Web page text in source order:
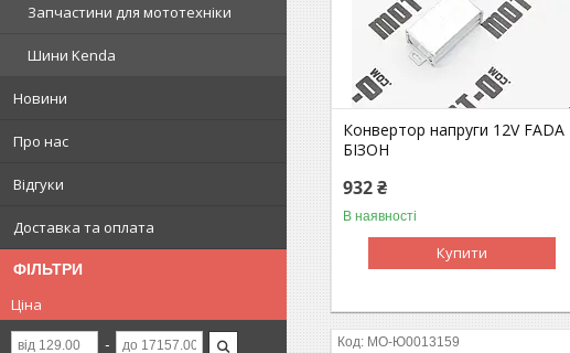
Запчастини для мототехніки
Шини Kenda
Новини
Про нас
Відгуки
Доставка та оплата
ФІЛЬТРИ
Ціна
Конвертор напруги 12V FADA
БІЗОН
932 ₴
В наявності
Купити
MO-Ю0013159